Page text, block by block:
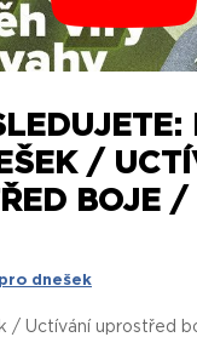
/
BOJE
dnešek
/ Uctívání uprostřed